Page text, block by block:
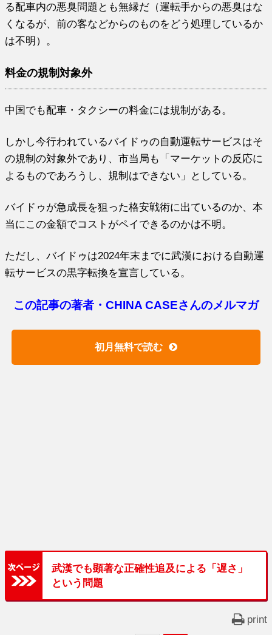
る配車内の悪臭問題とも無縁だ（運転手からの悪臭はな
くなるが、前の客などからのものをどう処理しているか
は不明）。
料金の規制対象外
中国でも配車・タクシーの料金には規制がある。
しかし今行われているバイドゥの自動運転サービスはそ
の規制の対象外であり、市当局も「マーケットの反応に
よるものであろうし、規制はできない」としている。
バイドゥが急成長を狙った格安戦術に出ているのか、本
当にこの金額でコストがペイできるのかは不明。
ただし、バイドゥは2024年末までに武漢における自動運
転サービスの黒字転換を宣言している。
この記事の著者・CHINA CASEさんのメルマガ
初月無料で読む
武漢でも顕著な正確性追及による「遅さ」
という問題
print